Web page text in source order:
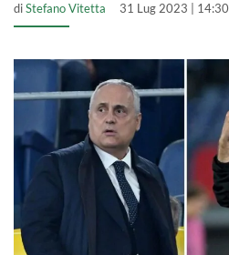
diStefano Vitetta 31 Lug 2023 | 14:30